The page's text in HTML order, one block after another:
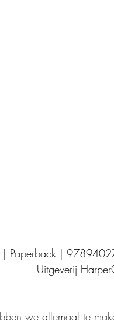
| Paperback |
Uitgeverij
we allemaal te